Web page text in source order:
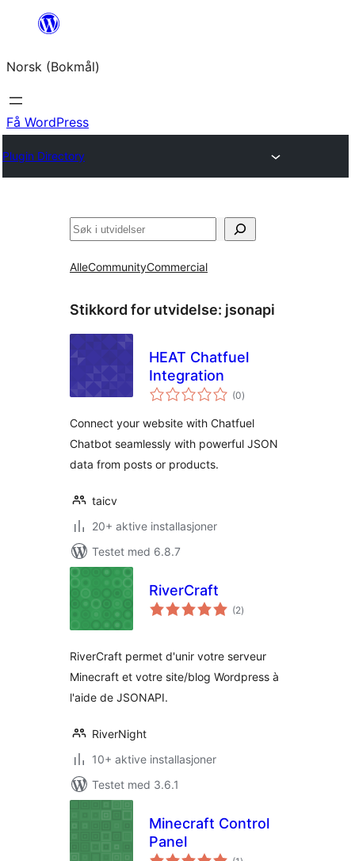
Hopp
innhold
Norsk (Bokmål)
Få WordPress
Plugin Directory
Søk
AlleCommunityCommercial
Stikkord for utvidelse: jsonapi
HEAT Chatfuel
Integration
(0totale
vurderinger
)
Connect your website with Chatfuel
Chatbot seamlessly with powerful JSON
data from posts or products.
taicv
20+ aktive installasjoner
Testet med 6.8.7
RiverCraft
(2totale
vurderinger
)
RiverCraft permet d'unir votre serveur
Minecraft et votre site/blog Wordpress à
l'aide de JSONAPI.
RiverNight
10+ aktive installasjoner
Testet med 3.6.1
Minecraft Control
Panel
totale